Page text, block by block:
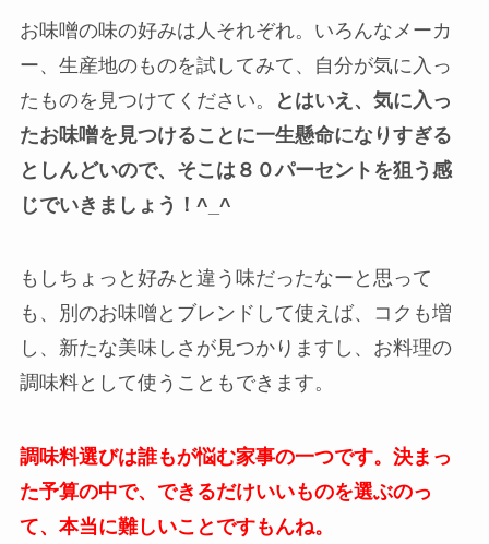
お味噌の味の好みは人それぞれ。いろんなメーカ
ー、生産地のものを試してみて、自分が気に入っ
たものを見つけてください。
とはいえ、気に入っ
たお味噌を見つけることに一生懸命になりすぎる
としんどいので、そこは８０パーセントを狙う感
じでいきましょう！^_^
もしちょっと好みと違う味だったなーと思って
も、別のお味噌とブレンドして使えば、コクも増
し、新たな美味しさが見つかりますし、お料理の
調味料として使うこともできます。
調味料選びは誰もが悩む家事の一つです。決まっ
た予算の中で、できるだけいいものを選ぶのっ
て、本当に難しいことですもんね。